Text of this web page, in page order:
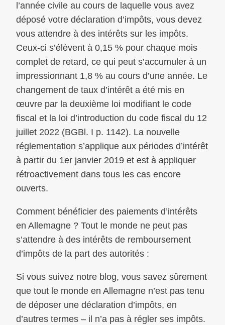
l’année civile au cours de laquelle vous avez
déposé votre déclaration d’impôts, vous devez
vous attendre à des intérêts sur les impôts.
Ceux-ci s’élèvent à 0,15 % pour chaque mois
complet de retard, ce qui peut s’accumuler à un
impressionnant 1,8 % au cours d’une année. Le
changement de taux d’intérêt a été mis en
œuvre par la deuxième loi modifiant le code
fiscal et la loi d’introduction du code fiscal du 12
juillet 2022 (BGBl. I p. 1142). La nouvelle
réglementation s’applique aux périodes d’intérêt
à partir du 1er janvier 2019 et est à appliquer
rétroactivement dans tous les cas encore
ouverts.
Comment bénéficier des paiements d’intérêts
en Allemagne ? Tout le monde ne peut pas
s’attendre à des intérêts de remboursement
d’impôts de la part des autorités :
Si vous suivez notre blog, vous savez sûrement
que tout le monde en Allemagne n’est pas tenu
de déposer une déclaration d’impôts, en
d’autres termes – il n’a pas à régler ses impôts.